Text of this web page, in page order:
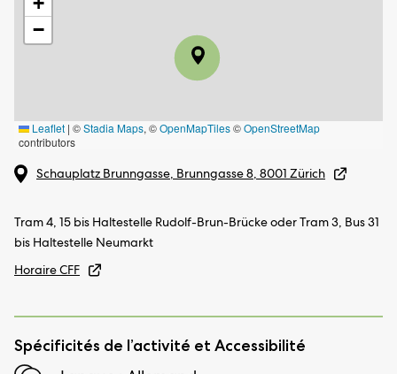
−
Leaflet | ©Stadia Maps, ©OpenMapTiles©OpenStreetMap
contributors
Schauplatz Brunngasse, Brunngasse 8, 8001 Zürich
Tram 4, 15 bis Haltestelle Rudolf-Brun-Brücke oder Tram 3, Bus 31
bis Haltestelle Neumarkt
Horaire CFF
Spécificités de l’activité et Accessibilité